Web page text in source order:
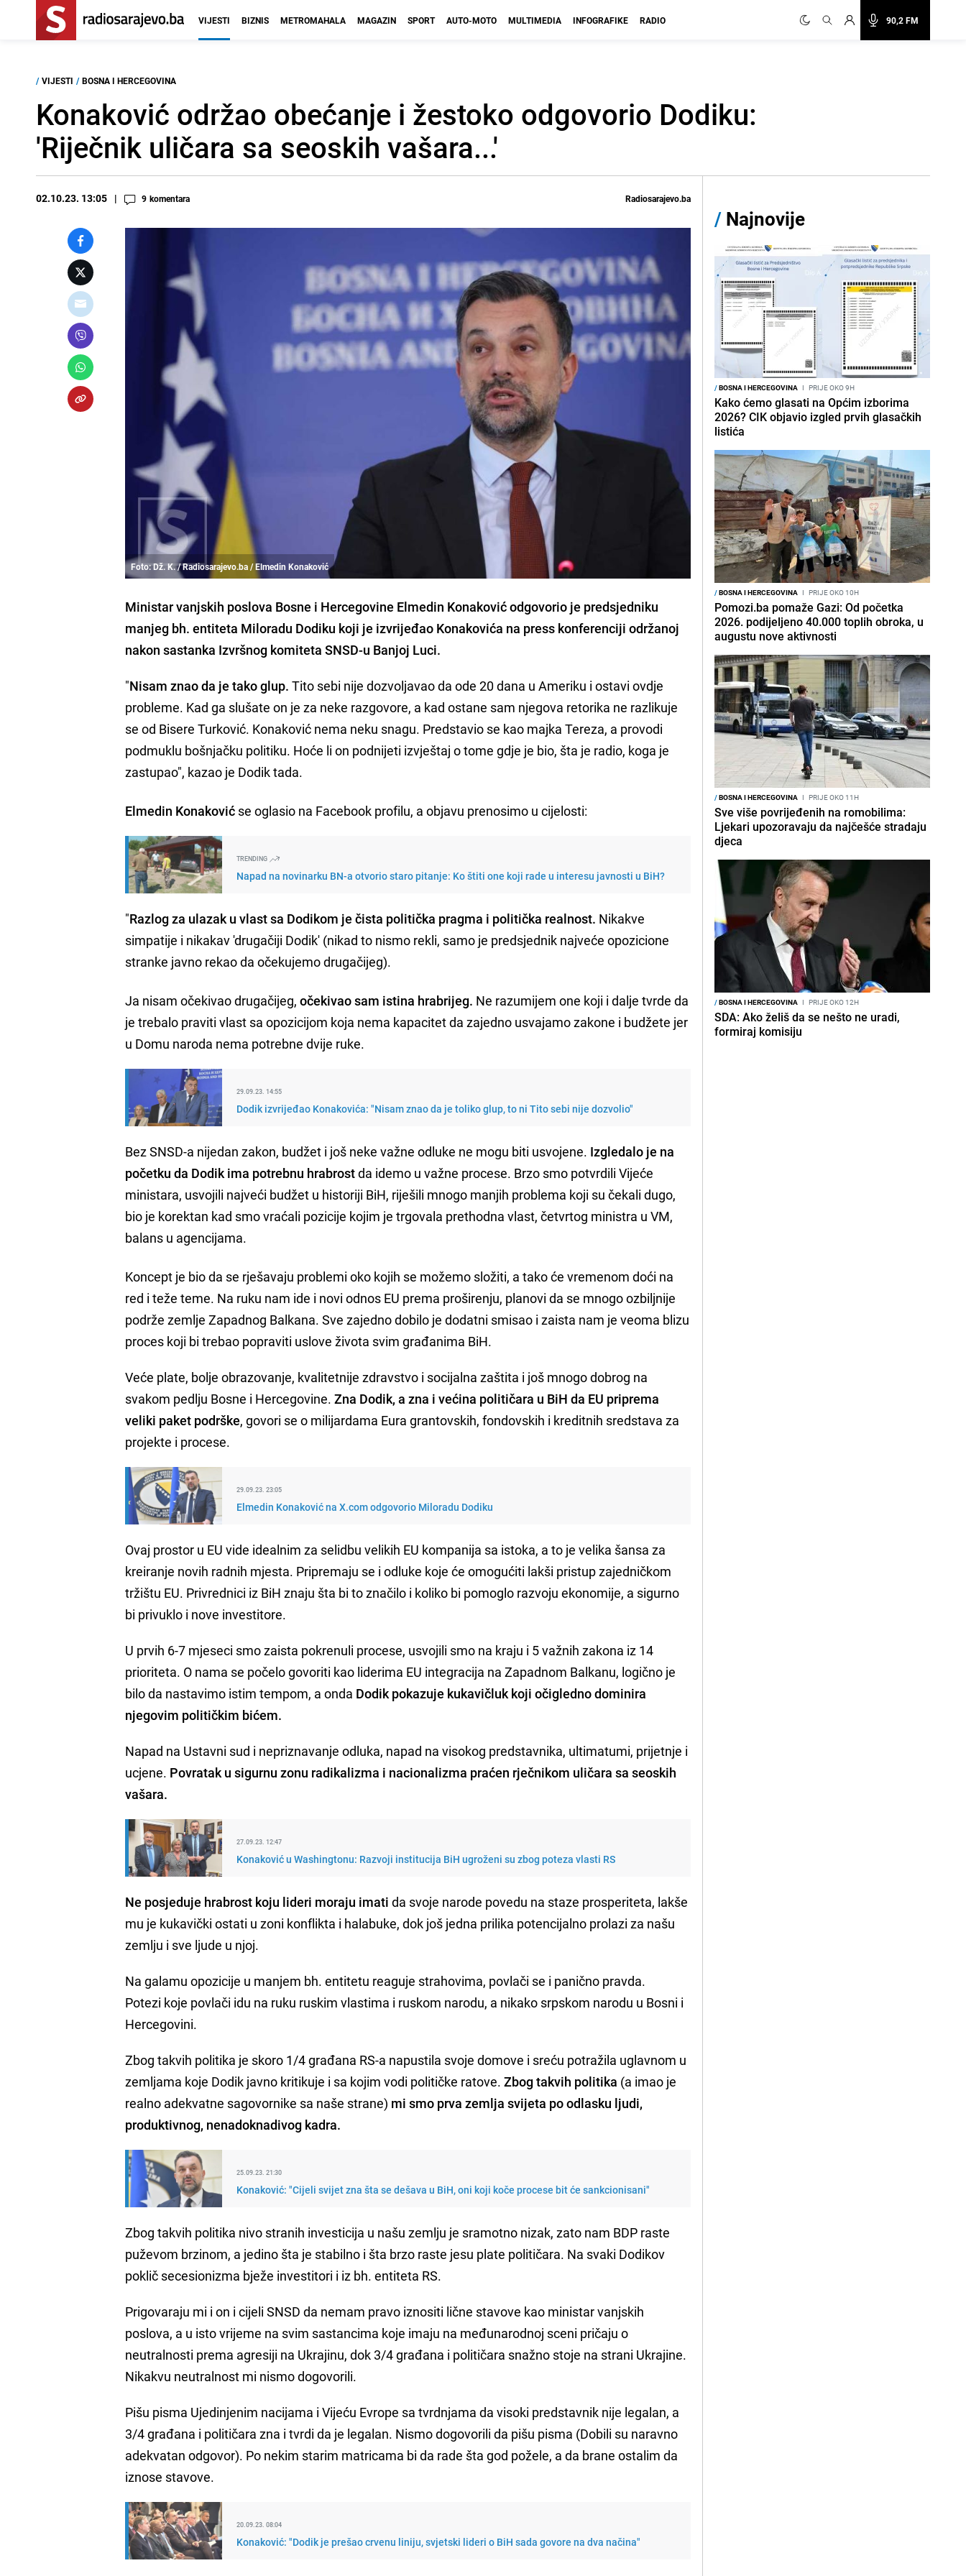
90,2 FM
VIJESTI BIZNIS METROMAHALA MAGAZIN SPORT AUTO-MOTO MULTIMEDIA INFOGRAFIKE RADIO
/ VIJESTI / BOSNA I HERCEGOVINA
Konaković održao obećanje i žestoko odgovorio Dodiku:
'Riječnik uličara sa seoskih vašara...'
02.10.23. 13:05 9 komentara Radiosarajevo.ba
Foto: Dž. K. / Radiosarajevo.ba / Elmedin Konaković
Ministar vanjskih poslova Bosne i Hercegovine Elmedin Konaković odgovorio je predsjedniku
manjeg bh. entiteta Miloradu Dodiku koji je izvrijeđao Konakovića na press konferenciji održanoj
nakon sastanka Izvršnog komiteta SNSD-u Banjoj Luci.
"Nisam znao da je tako glup. Tito sebi nije dozvoljavao da ode 20 dana u Ameriku i ostavi ovdje
probleme. Kad ga slušate on je za neke razgovore, a kad ostane sam njegova retorika ne razlikuje
se od Bisere Turković. Konaković nema neku snagu. Predstavio se kao majka Tereza, a provodi
podmuklu bošnjačku politiku. Hoće li on podnijeti izvještaj o tome gdje je bio, šta je radio, koga je
zastupao", kazao je Dodik tada.
Elmedin Konaković se oglasio na Facebook profilu, a objavu prenosimo u cijelosti:
TRENDING
Napad na novinarku BN-a otvorio staro pitanje: Ko štiti one koji rade u interesu javnosti u BiH?
"Razlog za ulazak u vlast sa Dodikom je čista politička pragma i politička realnost. Nikakve
simpatije i nikakav 'drugačiji Dodik' (nikad to nismo rekli, samo je predsjednik najveće opozicione
stranke javno rekao da očekujemo drugačijeg).
Ja nisam očekivao drugačijeg,očekivao sam istina hrabrijeg. Ne razumijem one koji i dalje tvrde da
je trebalo praviti vlast sa opozicijom koja nema kapacitet da zajedno usvajamo zakone i budžete jer
u Domu naroda nema potrebne dvije ruke.
29.09.23. 14:55
Dodik izvrijeđao Konakovića: "Nisam znao da je toliko glup, to ni Tito sebi nije dozvolio"
Bez SNSD-a nijedan zakon, budžet i još neke važne odluke ne mogu biti usvojene. Izgledalo je na
početku da Dodik ima potrebnu hrabrostda idemo u važne procese. Brzo smo potvrdili Vijeće
ministara, usvojili najveći budžet u historiji BiH, riješili mnogo manjih problema koji su čekali dugo,
bio je korektan kad smo vraćali pozicije kojim je trgovala prethodna vlast, četvrtog ministra u VM,
balans u agencijama.
Koncept je bio da se rješavaju problemi oko kojih se možemo složiti, a tako će vremenom doći na
red i teže teme. Na ruku nam ide i novi odnos EU prema proširenju, planovi da se mnogo ozbiljnije
podrže zemlje Zapadnog Balkana. Sve zajedno dobilo je dodatni smisao i zaista nam je veoma blizu
proces koji bi trebao popraviti uslove života svim građanima BiH.
Veće plate, bolje obrazovanje, kvalitetnije zdravstvo i socijalna zaštita i još mnogo dobrog na
svakom pedlju Bosne i Hercegovine.Zna Dodik, a zna i većina političara u BiH da EU priprema
veliki paket podrške, govori se o milijardama Eura grantovskih, fondovskih i kreditnih sredstava za
projekte i procese.
29.09.23. 23:05
Elmedin Konaković na X.com odgovorio Miloradu Dodiku
Ovaj prostor u EU vide idealnim za selidbu velikih EU kompanija sa istoka, a to je velika šansa za
kreiranje novih radnih mjesta. Pripremaju se i odluke koje će omogućiti lakši pristup zajedničkom
tržištu EU. Privrednici iz BiH znaju šta bi to značilo i koliko bi pomoglo razvoju ekonomije, a sigurno
bi privuklo i nove investitore.
U prvih 6-7 mjeseci smo zaista pokrenuli procese, usvojili smo na kraju i 5 važnih zakona iz 14
prioriteta. O nama se počelo govoriti kao liderima EU integracija na Zapadnom Balkanu, logično je
bilo da nastavimo istim tempom, a onda Dodik pokazuje kukavičluk koji očigledno dominira
njegovim političkim bićem.
Napad na Ustavni sud i nepriznavanje odluka, napad na visokog predstavnika, ultimatumi, prijetnje i
ucjene. Povratak u sigurnu zonu radikalizma i nacionalizma praćen rječnikom uličara sa seoskih
vašara.
27.09.23. 12:47
Konaković u Washingtonu: Razvoji institucija BiH ugroženi su zbog poteza vlasti RS
Ne posjeduje hrabrost koju lideri moraju imati da svoje narode povedu na staze prosperiteta, lakše
mu je kukavički ostati u zoni konflikta i halabuke, dok još jedna prilika potencijalno prolazi za našu
zemlju i sve ljude u njoj.
Na galamu opozicije u manjem bh. entitetu reaguje strahovima, povlači se i panično pravda.
Potezi koje povlači idu na ruku ruskim vlastima i ruskom narodu, a nikako srpskom narodu u Bosni i
Hercegovini.
Zbog takvih politika je skoro 1/4 građana RS-a napustila svoje domove i sreću potražila uglavnom u
zemljama koje Dodik javno kritikuje i sa kojim vodi političke ratove.Zbog takvih politika (a imao je
realno adekvatne sagovornike sa naše strane) mi smo prva zemlja svijeta po odlasku ljudi,
produktivnog, nenadoknadivog kadra.
25.09.23. 21:30
Konaković: "Cijeli svijet zna šta se dešava u BiH, oni koji koče procese bit će sankcionisani"
Zbog takvih politika nivo stranih investicija u našu zemlju je sramotno nizak, zato nam BDP raste
puževom brzinom, a jedino šta je stabilno i šta brzo raste jesu plate političara. Na svaki Dodikov
poklič secesionizma bježe investitori i iz bh. entiteta RS.
Prigovaraju mi i on i cijeli SNSD da nemam pravo iznositi lične stavove kao ministar vanjskih
poslova, a u isto vrijeme na svim sastancima koje imaju na međunarodnoj sceni pričaju o
neutralnosti prema agresiji na Ukrajinu, dok 3/4 građana i političara snažno stoje na strani Ukrajine.
Nikakvu neutralnost mi nismo dogovorili.
Pišu pisma Ujedinjenim nacijama i Vijeću Evrope sa tvrdnjama da visoki predstavnik nije legalan, a
3/4 građana i političara zna i tvrdi da je legalan. Nismo dogovorili da pišu pisma (Dobili su naravno
adekvatan odgovor). Po nekim starim matricama bi da rade šta god požele, a da brane ostalim da
iznose stavove.
20.09.23. 08:04
Konaković: "Dodik je prešao crvenu liniju, svjetski lideri o BiH sada govore na dva načina"
/ Najnovije
/BOSNA I HERCEGOVINA I PRIJE OKO 9H
Kako ćemo glasati na Općim izborima
2026? CIK objavio izgled prvih glasačkih
listića
/BOSNA I HERCEGOVINA I PRIJE OKO 10H
Pomozi.ba pomaže Gazi: Od početka
2026. podijeljeno 40.000 toplih obroka, u
augustu nove aktivnosti
/BOSNA I HERCEGOVINA I PRIJE OKO 11H
Sve više povrijeđenih na romobilima:
Ljekari upozoravaju da najčešće stradaju
djeca
/BOSNA I HERCEGOVINA I PRIJE OKO 12H
SDA: Ako želiš da se nešto ne uradi,
formiraj komisiju